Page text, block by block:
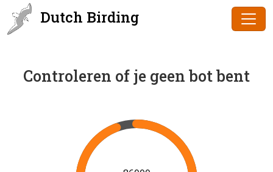
Dutch Birding
Controleren of je geen bot bent